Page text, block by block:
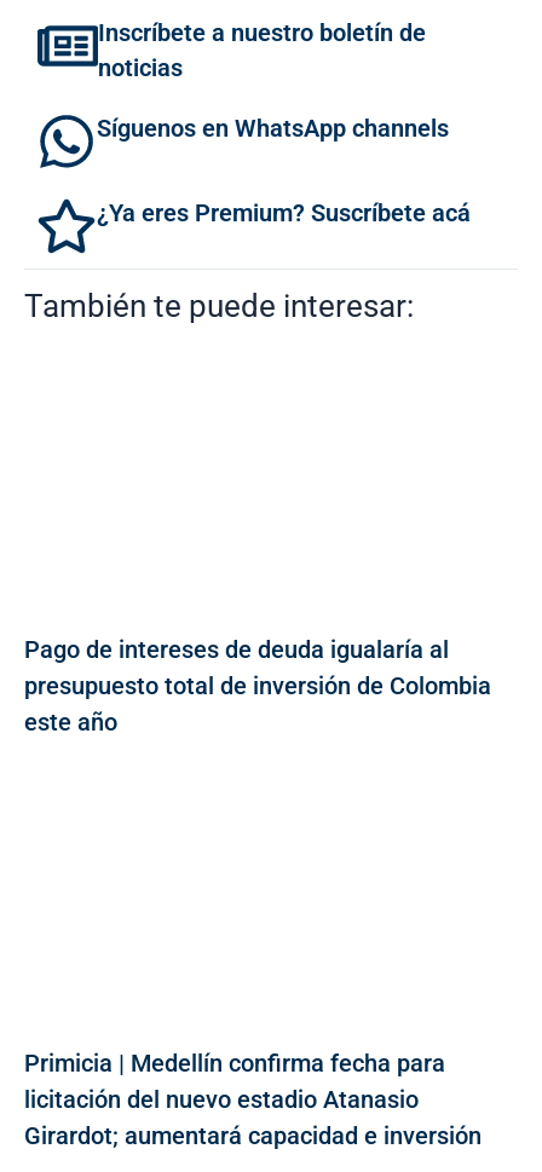
Inscríbete a nuestro boletín de
noticias
Síguenos en WhatsApp channels
¿Ya eres Premium? Suscríbete acá
También te puede interesar:
Pago de intereses de deuda igualaría al
presupuesto total de inversión de Colombia
este año
Primicia | Medellín confirma fecha para
licitación del nuevo estadio Atanasio
Girardot; aumentará capacidad e inversión